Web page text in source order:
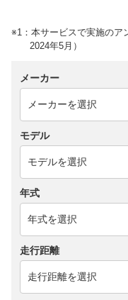
※1：本サービスで実施のア
2024年5月）
メーカー
モデル
年式
走行距離